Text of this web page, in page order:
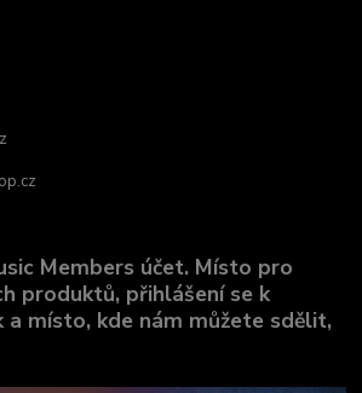
Members účet. Místo pro
produktů, přihlášení se k
a místo, kde nám můžete sdělit,